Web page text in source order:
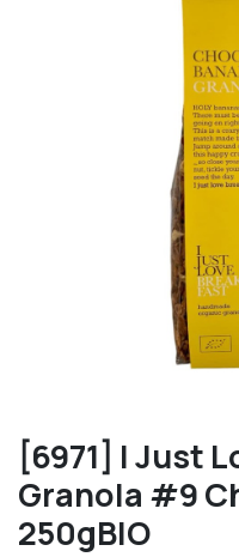
[6971] I Just
Granola #9
250gBIO